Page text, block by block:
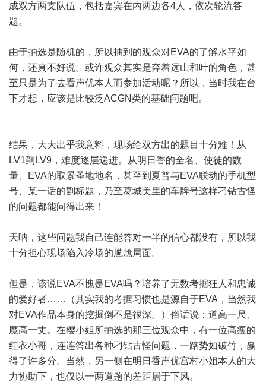
成双方两支队伍，包括嘉宾在内两边各4人，依次轮流答
题。
由于抽选是随机的，所以抽到的观众对EVA的了解水平如
何，还真不好说。或许观众其实是奔着远山和叶的角色，甚
至只是为了去看声优本人而参加活动呢？所以，当时我在台
下才想，应该是比较泛ACGN类的基础问题吧。
结果，大大出乎我意料，现场给双方出的题目十分难！从
LV1到LV9，难度逐层递进。从明日香的全名、使徒的数
量、EVA的取景圣地地名，甚至到夏普与EVA联动的手机型
号、某一话的副标题，乃至葛城美里的车牌号这样刁钻古怪
的问题都能问得出来！
天呐，这些问题我自己连能答对一半的信心都没有，所以我
十分担心现场陷入冷场的尴尬局面。
但是，该说EVA不愧是EVA吗？培养了无数考据狂人和忠诚
的爱好者……（其实我的考据习惯也是源自于EVA，当然我
对EVA作品本身的挖掘倒不是很深。）俗话说：道高一尺、
魔高一丈。在樱小姐所抽选的那三位观众中，有一位高瘦的
红衣小哥，连连答出各种刁钻古怪问题，一路势如破竹，赢
得了许多分。当然，另一侧在明日香声优宫村小姐本人的大
力协助下，也仅以一两道题的差距居于下风。